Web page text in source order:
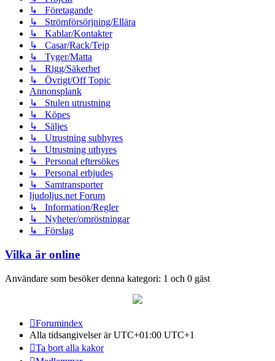
↳ Företagande
↳ Strömförsörjning/Ellära
↳ Kablar/Kontakter
↳ Casar/Rack/Tejp
↳ Tyger/Matta
↳ Rigg/Säkerhet
↳ Övrigt/Off Topic
Annonsplank
↳ Stulen utrustning
↳ Köpes
↳ Säljes
↳ Utrustning subhyres
↳ Utrustning uthyres
↳ Personal eftersökes
↳ Personal erbjudes
↳ Samtransporter
ljudoljus.net Forum
↳ Information/Regler
↳ Nyheter/omröstningar
↳ Förslag
Vilka är online
Användare som besöker denna kategori: 1 och 0 gäst
Forumindex
Alla tidsangivelser är UTC+01:00 UTC+1
Ta bort alla kakor